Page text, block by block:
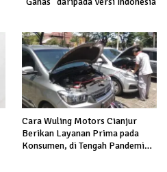
Cara Wuling Motors Cianjur
Berikan Layanan Prima pada
Konsumen, di Tengah Pandemi